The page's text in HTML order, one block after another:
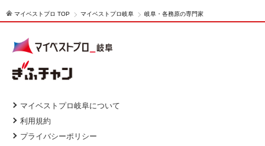
マイベストプロ TOP マイベストプロ岐阜 岐阜・各務原の専門家
マイベストプロ岐阜について
利用規約
プライバシーポリシー